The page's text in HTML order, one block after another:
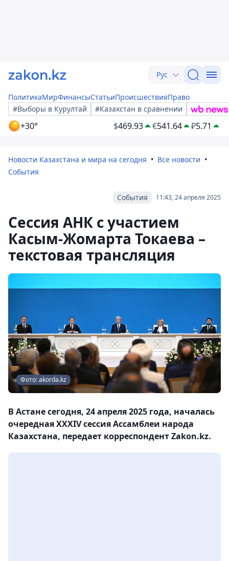
Рус
ПолитикаМирФинансыСтатьиПроисшествияПраво
#Выборы в Курултай
#Казахстан в сравнении
+30° $469.93 €541.64 ₽5.71
Новости Казахстана и мира на сегодня
Все новости
События
11:43, 24 апреля 2025
События
Сессия АНК с участием
Касым-Жомарта Токаева –
текстовая трансляция
Фото: akorda.kz
В Астане сегодня, 24 апреля 2025 года, началась
очередная XXXIV сессия Ассамблеи народа
Казахстана, передает корреспондент Zakon.kz.